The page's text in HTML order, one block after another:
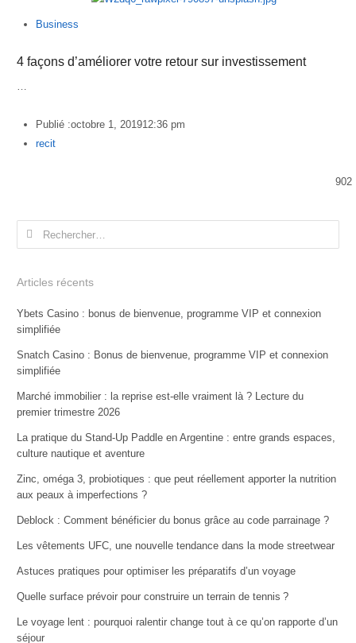
Business
4 façons d’améliorer votre retour sur investissement
…
Publié :octobre 1, 201912:36 pm
Author
recit
902
Rechercher :
Articles récents
Ybets Casino : bonus de bienvenue, programme VIP et connexion
simplifiée
Snatch Casino : Bonus de bienvenue, programme VIP et connexion
simplifiée
Marché immobilier : la reprise est-elle vraiment là ? Lecture du
premier trimestre 2026
La pratique du Stand-Up Paddle en Argentine : entre grands espaces,
culture nautique et aventure
Zinc, oméga 3, probiotiques : que peut réellement apporter la nutrition
aux peaux à imperfections ?
Deblock : Comment bénéficier du bonus grâce au code parrainage ?
Les vêtements UFC, une nouvelle tendance dans la mode streetwear
Astuces pratiques pour optimiser les préparatifs d’un voyage
Quelle surface prévoir pour construire un terrain de tennis ?
Le voyage lent : pourquoi ralentir change tout à ce qu’on rapporte d’un
séjour